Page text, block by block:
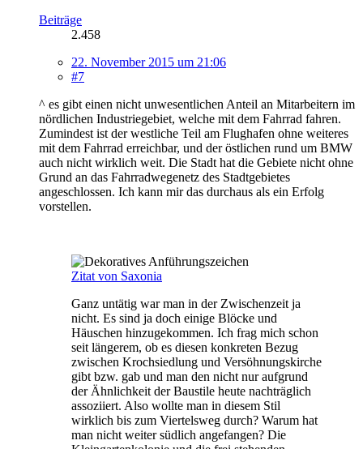
Beiträge
2.458
22. November 2015 um 21:06
#7
^ es gibt einen nicht unwesentlichen Anteil an Mitarbeitern im
nördlichen Industriegebiet, welche mit dem Fahrrad fahren.
Zumindest ist der westliche Teil am Flughafen ohne weiteres
mit dem Fahrrad erreichbar, und der östlichen rund um BMW
auch nicht wirklich weit. Die Stadt hat die Gebiete nicht ohne
Grund an das Fahrradwegenetz des Stadtgebietes
angeschlossen. Ich kann mir das durchaus als ein Erfolg
vorstellen.
Zitat von Saxonia
Ganz untätig war man in der Zwischenzeit ja
nicht. Es sind ja doch einige Blöcke und
Häuschen hinzugekommen. Ich frag mich schon
seit längerem, ob es diesen konkreten Bezug
zwischen Krochsiedlung und Versöhnungskirche
gibt bzw. gab und man den nicht nur aufgrund
der Ähnlichkeit der Baustile heute nachträglich
assoziiert. Also wollte man in diesem Stil
wirklich bis zum Viertelsweg durch? Warum hat
man nicht weiter südlich angefangen? Die